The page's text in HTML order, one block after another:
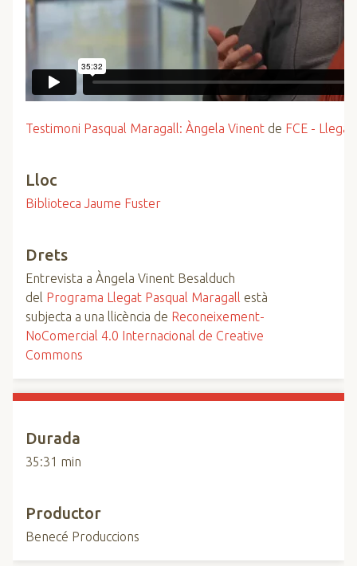
Testimoni Pasqual Maragall: Àngela Vinent de FCE -
Lloc
Biblioteca Jaume Fuster
Drets
Entrevista a Àngela Vinent Besalduch
del Programa Llegat Pasqual Maragall està
subjecta a una llicència de Reconeixement-
NoComercial 4.0 Internacional de Creative
Commons
Durada
35:31 min
Productor
Benecé Produccions